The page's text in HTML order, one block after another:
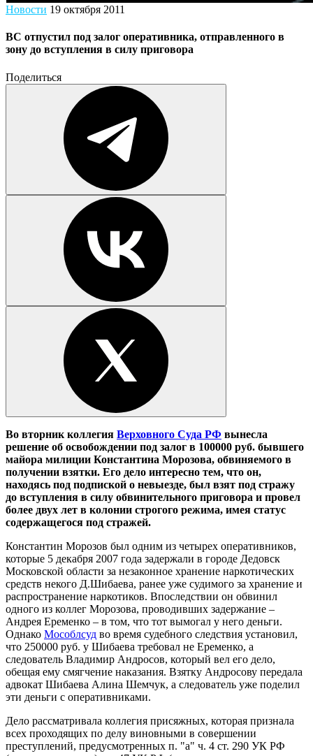
Новости 19 октября 2011
ВС отпустил под залог оперативника, отправленного в
зону до вступления в силу приговора
Поделиться
Во вторник коллегия Верховного Суда РФ вынесла
решение об освобождении под залог в 100000 руб. бывшего
майора милиции Константина Морозова, обвиняемого в
получении взятки. Его дело интересно тем, что он,
находясь под подпиской о невыезде, был взят под стражу
до вступления в силу обвинительного приговора и провел
более двух лет в колонии строгого режима, имея статус
содержащегося под стражей.
Константин Морозов был одним из четырех оперативников,
которые 5 декабря 2007 года задержали в городе Дедовск
Московской области за незаконное хранение наркотических
средств некого Д.Шибаева, ранее уже судимого за хранение и
распространение наркотиков. Впоследствии он обвинил
одного из коллег Морозова, проводивших задержание –
Андрея Еременко – в том, что тот вымогал у него деньги.
Однако Мособлсуд во время судебного следствия установил,
что 250000 руб. у Шибаева требовал не Еременко, а
следователь Владимир Андросов, который вел его дело,
обещая ему смягчение наказания. Взятку Андросову передала
адвокат Шибаева Алина Шемчук, а следователь уже поделил
эти деньги с оперативниками.
Дело рассматривала коллегия присяжных, которая признала
всех проходящих по делу виновными в совершении
преступлений, предусмотренных п. "а" ч. 4 ст. 290 УК РФ